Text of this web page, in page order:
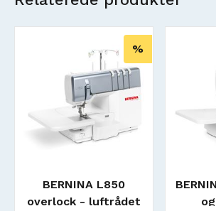
%
BERNINA L850
overlock - luftrådet